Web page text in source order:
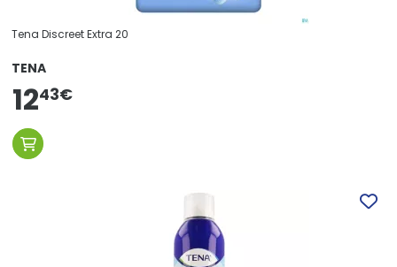
Tena Discreet Extra 20
TENA
1243€